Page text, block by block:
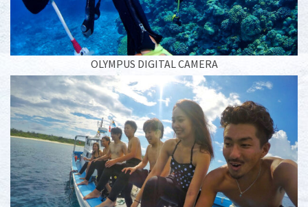
OLYMPUS DIGITAL CAMERA